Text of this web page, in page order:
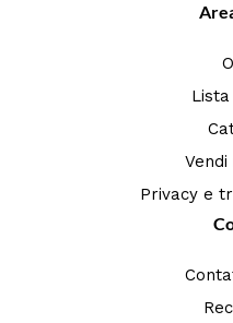
Privacy e